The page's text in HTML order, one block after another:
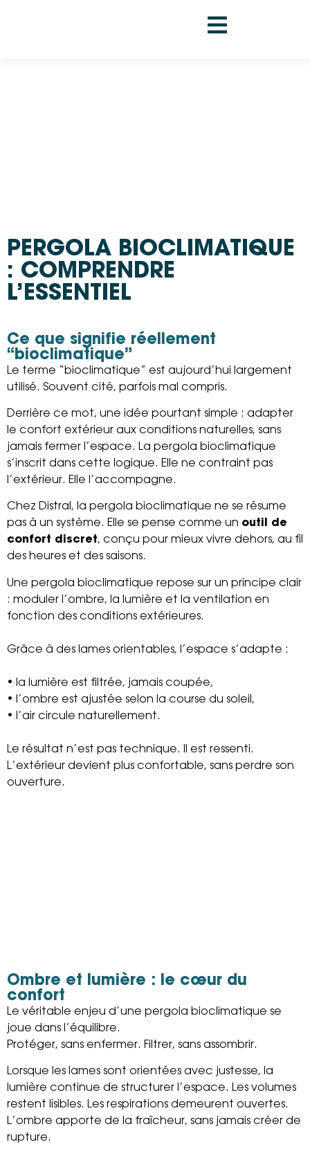
PERGOLA BIOCLIMATIQUE
: COMPRENDRE
L’ESSENTIEL
Ce que signifie réellement
“bioclimatique”
Le terme “bioclimatique” est aujourd’hui largement
utilisé. Souvent cité, parfois mal compris.
Derrière ce mot, une idée pourtant simple : adapter
le confort extérieur aux conditions naturelles, sans
jamais fermer l’espace. La pergola bioclimatique
s’inscrit dans cette logique. Elle ne contraint pas
l’extérieur. Elle l’accompagne.
Chez Distral, la pergola bioclimatique ne se résume
pas à un système. Elle se pense comme un outil de
confort discret, conçu pour mieux vivre dehors, au fil
des heures et des saisons.
Une pergola bioclimatique repose sur un principe clair
: moduler l’ombre, la lumière et la ventilation en
fonction des conditions extérieures.
Grâce à des lames orientables, l’espace s’adapte :
• la lumière est filtrée, jamais coupée,
• l’ombre est ajustée selon la course du soleil,
• l’air circule naturellement.
Le résultat n’est pas technique. Il est ressenti.
L’extérieur devient plus confortable, sans perdre son
ouverture.
Ombre et lumière : le cœur du
confort
Le véritable enjeu d’une pergola bioclimatique se
joue dans l’équilibre.
Protéger, sans enfermer. Filtrer, sans assombrir.
Lorsque les lames sont orientées avec justesse, la
lumière continue de structurer l’espace. Les volumes
restent lisibles. Les respirations demeurent ouvertes.
L’ombre apporte de la fraîcheur, sans jamais créer de
rupture.